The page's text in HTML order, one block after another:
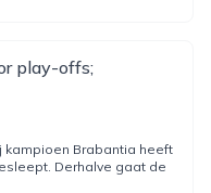
play-offs;
kampioen Brabantia heeft
Derhalve gaat de